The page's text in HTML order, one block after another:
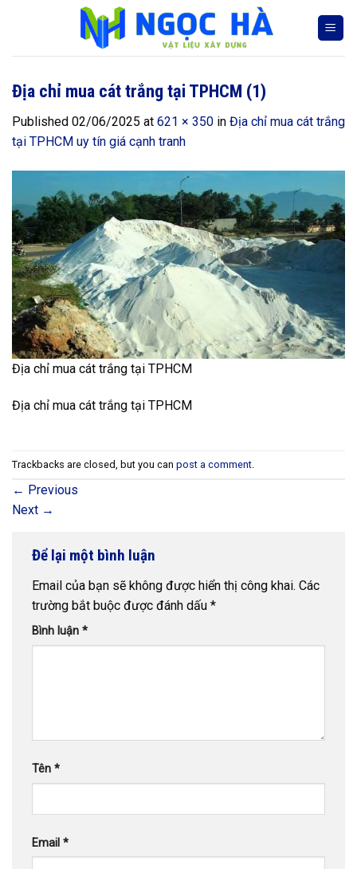
Địa chỉ mua cát trắng tại TPHCM (1)
Published 02/06/2025 at 621 × 350 in Địa chỉ mua cát trắng
tại TPHCM uy tín giá cạnh tranh
Địa chỉ mua cát trắng tại TPHCM
Địa chỉ mua cát trắng tại TPHCM
Trackbacks are closed, but you can post a comment
← Previous
Next →
Để lại một bình luận
Email của bạn sẽ không được hiển thị công khai. Các
trường bắt buộc được đánh dấu *
Bình luận *
Tên *
Email *